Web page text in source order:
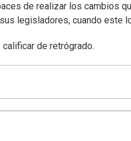
de realizar los cambios
legisladores, cuando este
de retrógrado.